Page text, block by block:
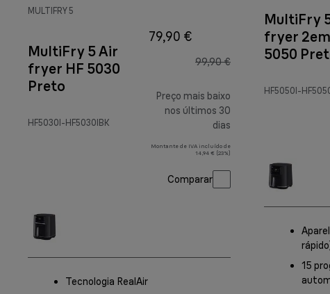
MULTIFRY 5
MultiFry 5 Air
fryer HF 5030
Preto
HF5030I-HF5030IBK
79,90 €
99,90 €
Preço mais baixo
nos últimos 30
dias
Montante de IVA incluído de
14,94 € (23%)
Comparar
Tecnologia RealAir
MultiFry
fryer
5050
HF5050I-
15